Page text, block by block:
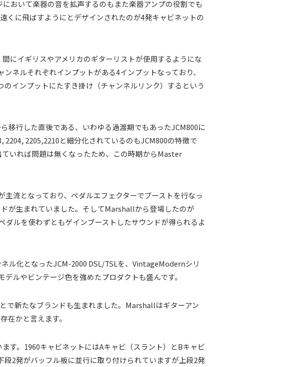
おいて楽器の音を拡声するのもまた楽器アンプの役割でも
くに飛ばすようにとデザインされたのが4発キャビネットの
にイギリスやアメリカのギターリストが使用するようにな
ネルそれぞれインプットがある4インプットなっており、
インプットにたすき掛け（チャンネルリンク）するという
移行した直後である、いわゆる過渡期でもあったJCM800に
2205,2210と細分化されているのもJCM800の特徴で
いれば問題は無くなったため、この時期からMaster
流となっており、ペダルエフェクターでブーストを行なっ
が生まれていました。そしてMarshallから登場したのが
ダルを使わずともゲインブーストしたサウンドが得られるよ
ル化となったJCM-2000 DSL/TSLを、VintageModernシリ
ルやビンテージ色を強めたプロダクトも盛んです。
で新たなブランドも生まれました。Marshallはギターアン
在かと言えます。
す。1960キャビネットにはAキャビ（スラント）とBキャビ
2発がバッフル板に並行に取り付けられていますが上段2発